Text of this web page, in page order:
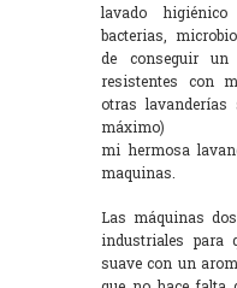
lavado
bacterias,
de conseguir un
resistentes con
otras
máximo)
mi hermosa
maquinas.
Las máquinas
industriales para
suave con un